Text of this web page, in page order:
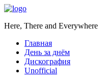
Here, There and Everywhere
Главная
День за днём
Дискография
Unofficial